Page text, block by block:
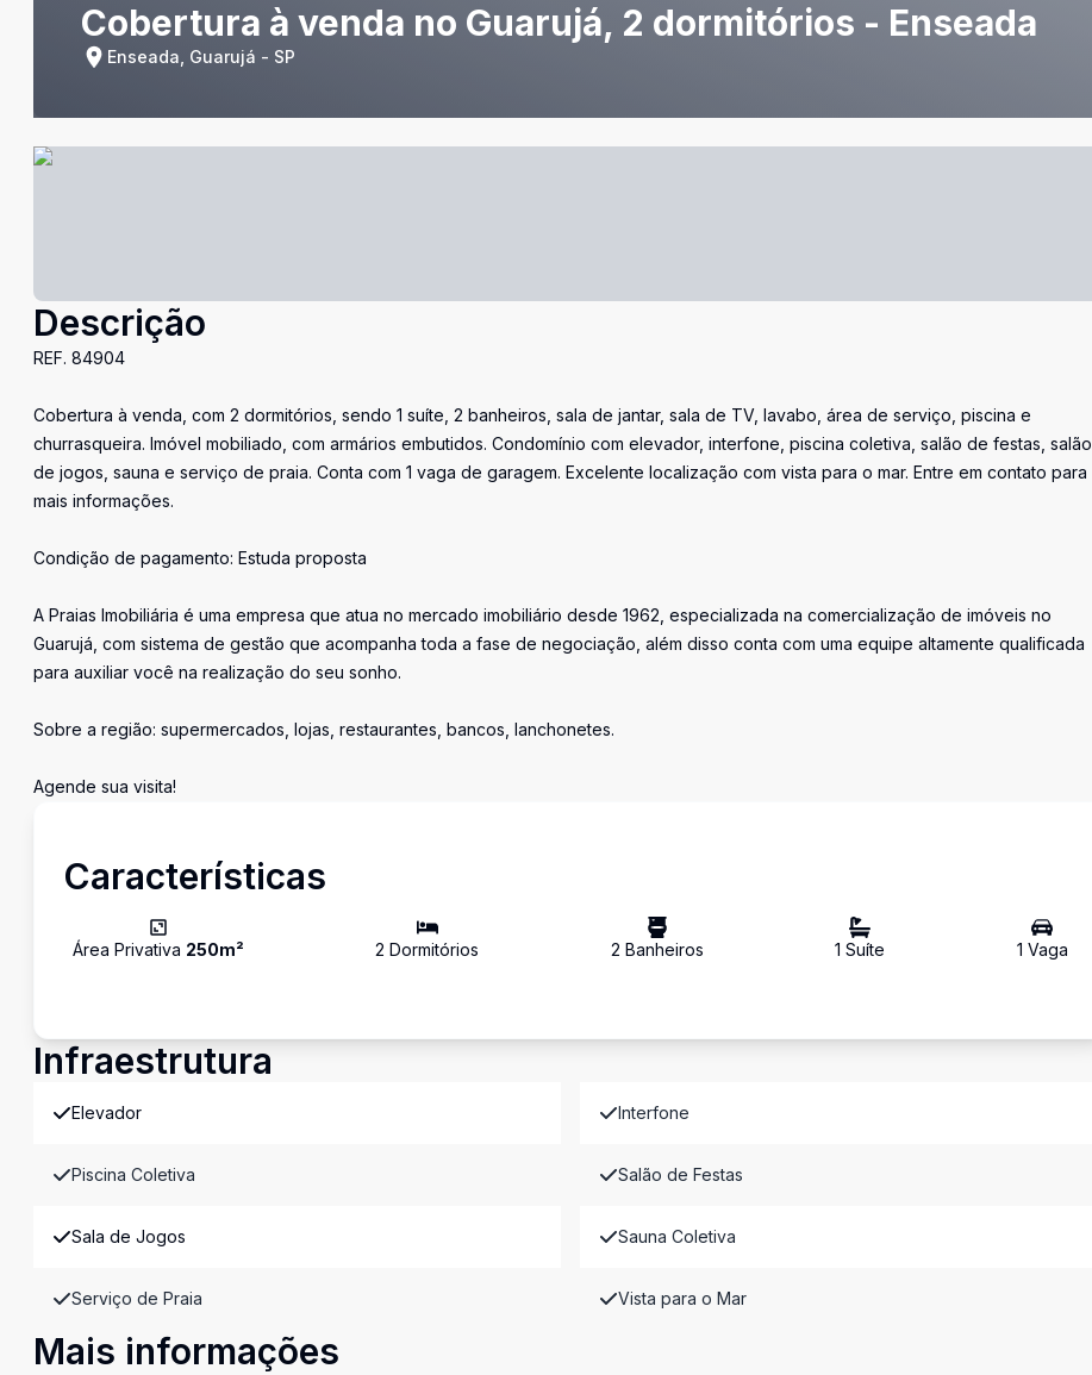
Cobertura à venda no Guarujá, 2 dormitórios - Enseada
Enseada, Guarujá - SP
Descrição
REF. 84904
Cobertura à venda, com 2 dormitórios, sendo 1 suíte, 2 banheiros, sala de jantar, sala de TV, lavabo, área de serviço, piscina e
churrasqueira. Imóvel mobiliado, com armários embutidos. Condomínio com elevador, interfone, piscina coletiva, salão de festas, salão
de jogos, sauna e serviço de praia. Conta com 1 vaga de garagem. Excelente localização com vista para o mar. Entre em contato para
mais informações.
Condição de pagamento: Estuda proposta
A Praias Imobiliária é uma empresa que atua no mercado imobiliário desde 1962, especializada na comercialização de imóveis no
Guarujá, com sistema de gestão que acompanha toda a fase de negociação, além disso conta com uma equipe altamente qualificada
para auxiliar você na realização do seu sonho.
Sobre a região: supermercados, lojas, restaurantes, bancos, lanchonetes.
Agende sua visita!
Características
Área Privativa 250m² 2 Dormitórios 2 Banheiros 1 Suíte 1 Vaga
Infraestrutura
Elevador Interfone
Piscina Coletiva Salão de Festas
Sala de Jogos Sauna Coletiva
Serviço de Praia Vista para o Mar
Mais informações